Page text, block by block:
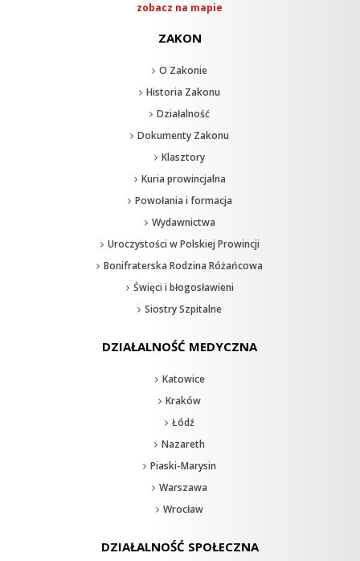
zobacz na mapie
ZAKON
O Zakonie
Historia Zakonu
Działalność
Dokumenty Zakonu
Klasztory
Kuria prowincjalna
Powołania i formacja
Wydawnictwa
Uroczystości w Polskiej Prowincji
Bonifraterska Rodzina Różańcowa
Święci i błogosławieni
Siostry Szpitalne
DZIAŁALNOŚĆ MEDYCZNA
Katowice
Kraków
Łódź
Nazareth
Piaski-Marysin
Warszawa
Wrocław
DZIAŁALNOŚĆ SPOŁECZNA